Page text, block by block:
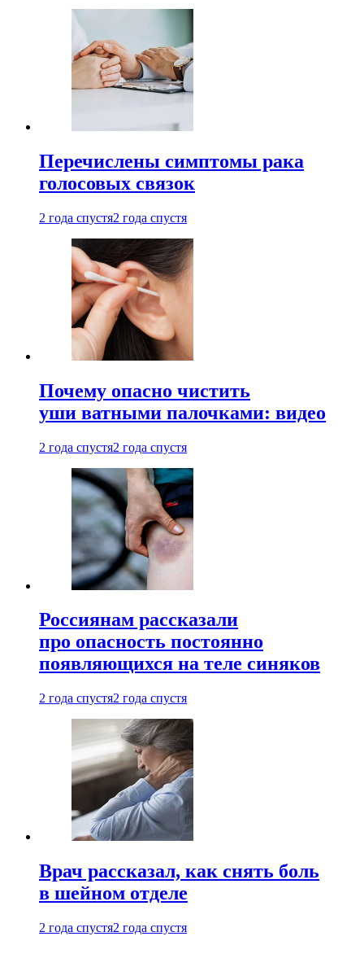
Перечислены симптомы рака
голосовых связок
2 года спустя2 года спустя
Почему опасно чистить
уши ватными палочками: видео
2 года спустя2 года спустя
Россиянам рассказали
про опасность постоянно
появляющихся на теле синяков
2 года спустя2 года спустя
Врач рассказал, как снять боль
в шейном отделе
2 года спустя2 года спустя